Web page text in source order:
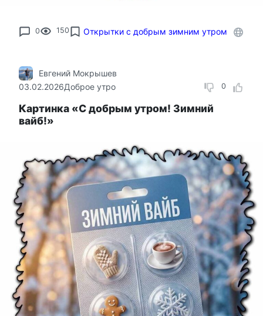
0 150 Открытки с добрым зимним утром
0
Евгений Мокрышев
03.02.2026Доброе утро
Картинка «С добрым утром! Зимний
вайб!»